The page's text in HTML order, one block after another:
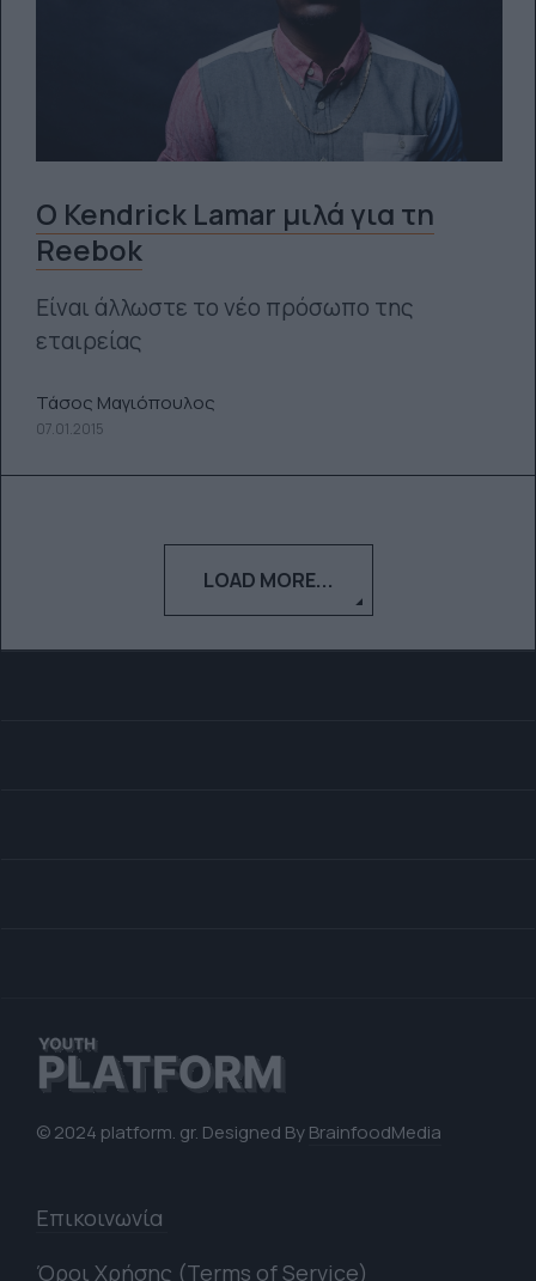
O Kendrick Lamar μιλά για τη
Reebok
Είναι άλλωστε το νέο πρόσωπο της
εταιρείας
Τάσος Μαγιόπουλος
07.01.2015
LOAD MORE...
© 2024 platform. gr. Designed ByBrainfoodMedia
Επικοινωνία
Όροι Χρήσης (Terms of Service)